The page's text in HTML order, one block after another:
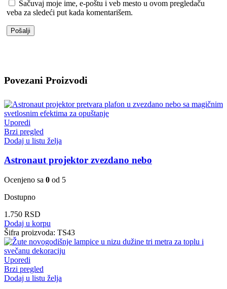
Sačuvaj moje ime, e-poštu i veb mesto u ovom pregledaču
veba za sledeći put kada komentarišem.
Povezani Proizvodi
Uporedi
Brzi pregled
Dodaj u listu želja
Astronaut projektor zvezdano nebo
Ocenjeno sa 0 od 5
Dostupno
1.750 RSD
Dodaj u korpu
Šifra proizvoda: TS43
Uporedi
Brzi pregled
Dodaj u listu želja